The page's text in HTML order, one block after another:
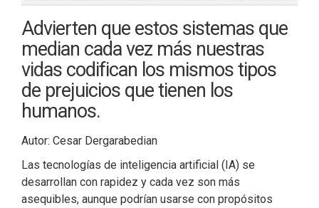
Advierten que estos sistemas que
median cada vez más nuestras
vidas codifican los mismos tipos
de prejuicios que tienen los
humanos.
Autor: Cesar Dergarabedian
Las tecnologías de inteligencia artificial (IA) se
desarrollan con rapidez y cada vez son más
asequibles, aunque podrían usarse con propósitos